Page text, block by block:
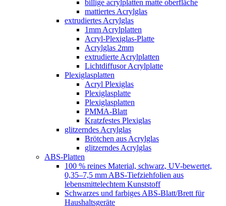
billige acrylplatten matte oberfläche
mattiertes Acrylglas
extrudiertes Acrylglas
1mm Acrylplatten
Acryl-Plexiglas-Platte
Acrylglas 2mm
extrudierte Acrylplatten
Lichtdiffusor Acrylplatte
Plexiglasplatten
Acryl Plexiglas
Plexiglasplatte
Plexiglasplatten
PMMA-Blatt
Kratzfestes Plexiglas
glitzerndes Acrylglas
Brötchen aus Acrylglas
glitzerndes Acrylglas
ABS-Platten
100 % reines Material, schwarz, UV-bewertet,
0,35–7,5 mm ABS-Tiefziehfolien aus
lebensmittelechtem Kunststoff
Schwarzes und farbiges ABS-Blatt/Brett für
Haushaltsgeräte